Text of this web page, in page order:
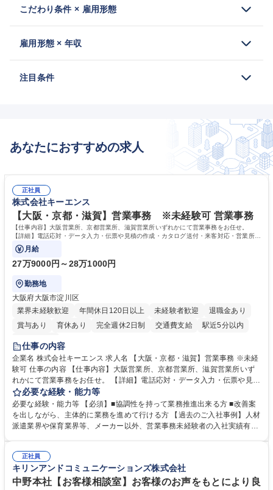
こだわり条件 × 雇用形態
雇用形態 × 年収
注目条件
あなたにおすすめの求人
正社員
株式会社キーエンス
【大阪・京都・滋賀】営業事務 ※未経験可 営業事務
【仕事内容】大阪営業所、京都営業所、滋賀営業所いずれかにて営業事務をお任せ。
【詳細】電話応対・データ入力・伝票や見積の作成・カタログ送付・来客対応・営業所内
で発生する事務業務や業務改善をお任せ。
月給
27万9000円～28万1000円
勤務地
大阪府大阪市淀川区
業界未経験歓迎
年間休日120日以上 未経験者歓迎
退職金あり
賞与あり
育休あり 完全週休2日制 交通費支給
駅近5分以内
土日祝休み
仕事の内容
企業名 株式会社キーエンス 求人名 【大阪・京都・滋賀】営業事務 ※未経
験可 仕事の内容 【仕事内容】大阪営業所、京都営業所、滋賀営業所いず
れかにて営業事務をお任せ。 【詳細】電話応対・データ入力・伝票や見積
の作成・カタログ送付・来客対応・営業所内で発生する事務業務や業務改
善をお任せ。 【教育制度】ご入社後、育成担当とペアになりながらOJTに
て業務を覚えていただくことが可能です。業務システムがきちんと構築さ
れているため、スムーズに仕事に慣れることができる環境です。また、
募集職種 【大阪・京都・滋賀】営業事務 ※未経験可
必要な経験・能力等
必要な経験・能力等 【必須】■協調性を持って業務推進出来る方 ■改善案
を出しながら、主体的に業務を進めて行ける方 【過去のご入社事例】人材
派遣業界や保育業界等、メーカー以外、営業事務未経験者の入社実績有
えて、お客様や社員の状況に合わせ、能動的なサポート、改善の動きも期
待され。組織を支えるスペシャリストとして、チームに貢献し、結果的に
社員から頼られる存在になることができます。平均19:30の退勤以降の業
正社員
キリンアンドコミュニケーションズ株式会社
中野本社【お客様相談室】お客様のお声をもとにより良